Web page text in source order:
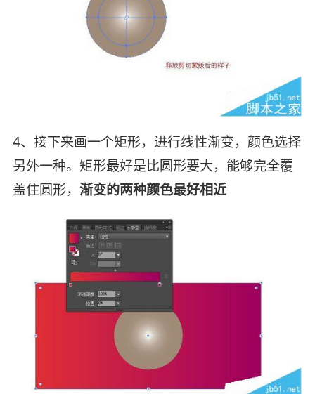
4、接下来画一个矩形，进行线性渐变，颜色选择
另外一种。矩形最好是比圆形要大，能够完全覆
盖住圆形， 渐变的两种颜色最好相近